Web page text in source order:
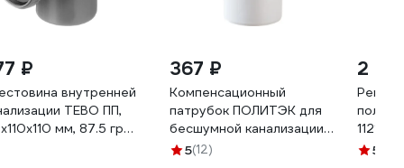
₽
внутренней
TEBO ПП,
мм, 87.5 гр
367 ₽
Компенсационный
патрубок ПОЛИТЭК для
бесшумной канализации
из ПП, диаметр 110
5(12)
2
5